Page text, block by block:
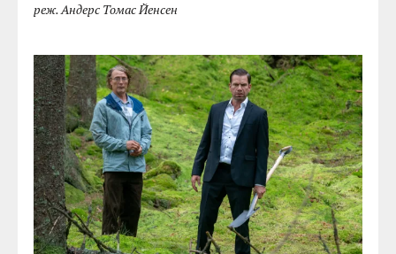
реж. Андерс Томас Йенсен